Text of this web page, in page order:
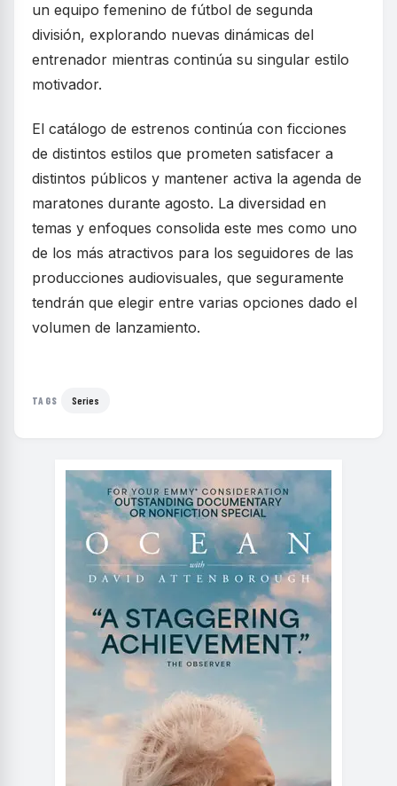
un equipo femenino de fútbol de segunda
división, explorando nuevas dinámicas del
entrenador mientras continúa su singular estilo
motivador.
El catálogo de estrenos continúa con ficciones
de distintos estilos que prometen satisfacer a
distintos públicos y mantener activa la agenda de
maratones durante agosto. La diversidad en
temas y enfoques consolida este mes como uno
de los más atractivos para los seguidores de las
producciones audiovisuales, que seguramente
tendrán que elegir entre varias opciones dado el
volumen de lanzamiento.
TAGS Series